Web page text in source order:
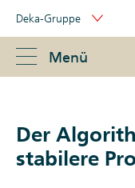
Links
Navigation
Portal
Navigation
Deka-Gruppe
Menü
Der
stabilere